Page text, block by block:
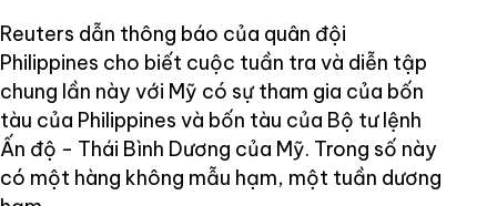
Reuters dẫn thông báo của quân đội
Philippines cho biết cuộc tuần tra và diễn tập
chung lần này với Mỹ có sự tham gia của bốn
tàu của Philippines và bốn tàu của Bộ tư lệnh
Ấn độ - Thái Bình Dương của Mỹ. Trong số này
có một hàng không mẫu hạm, một tuần dương